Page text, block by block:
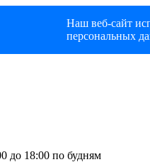
Наш веб-сайт
персональных
до 18:00 по будням